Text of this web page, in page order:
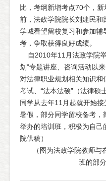
比，考纲新增考点70个，
前，法政学院院长刘建民
学城看望留校复习和参加辅
考，争取获得良好成绩。
自2010年11月法政学院
划”专题讲座、咨询活动以
对法律职业规划相关知识
考试、“法本法硕”（法律硕
同学从去年11月起就开始
暑假，部分同学留校备考，
举办的培训班，积极为自
院供稿）
（图为法政学院教师与
班的部